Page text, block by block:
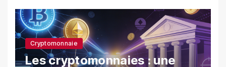
Cryptomonnaie
Les cryptomonnaies : une